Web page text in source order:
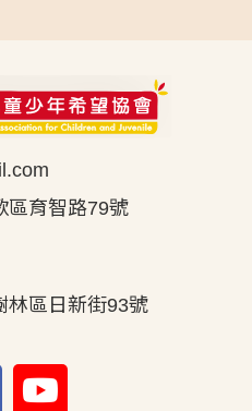
區育智路79號
林區日新街93號